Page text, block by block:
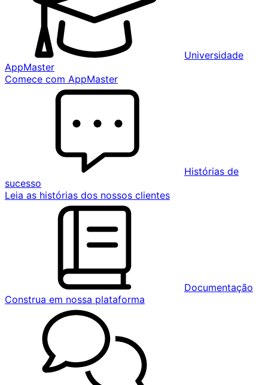
Universidade
AppMaster
Comece com AppMaster
Histórias de
sucesso
Leia as histórias dos nossos clientes
Documentação
Construa em nossa plataforma